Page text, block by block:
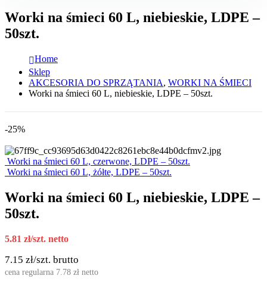
Worki na śmieci 60 L, niebieskie, LDPE –
50szt.
Home
Sklep
AKCESORIA DO SPRZĄTANIA, WORKI NA ŚMIECI
Worki na śmieci 60 L, niebieskie, LDPE – 50szt.
-25%
Worki na śmieci 60 L, czerwone, LDPE – 50szt.
Worki na śmieci 60 L, żółte, LDPE – 50szt.
Worki na śmieci 60 L, niebieskie, LDPE –
50szt.
5.81 zł/szt. netto
7.15 zł/szt. brutto
cena regularna 7.78 zł netto